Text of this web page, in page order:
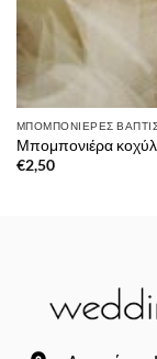
ΜΠΟΜΠΟΝΙΈΡΕΣ
Μπομπονιέρα
€2,50